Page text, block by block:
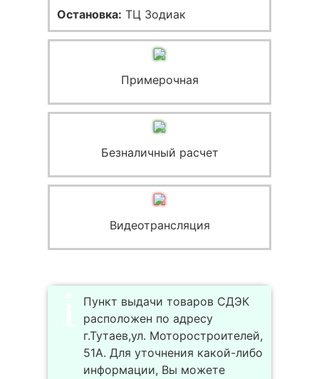
Остановка: ТЦ Зодиак
Примерочная
Безналичный расчет
Видеотрансляция
Пункт выдачи товаров СДЭК
расположен по адресу
г.Тутаев,ул. Моторостроителей,
51А. Для уточнения какой-либо
информации, Вы можете